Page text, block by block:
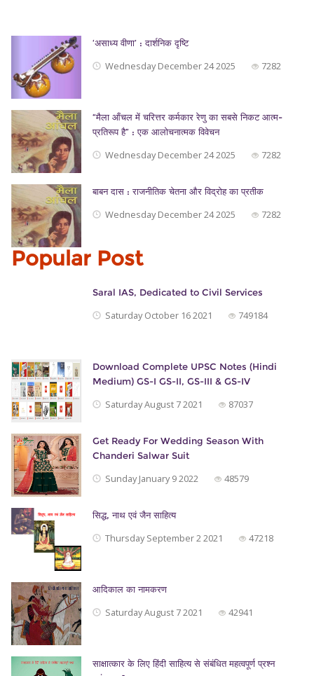
‘असाध्य वीणा’ : दार्शनिक दृष्टि
Wednesday December 24 2025 7282
“मैला आँचल में चरित्तर कर्मकार रेणु का सबसे निकट आत्म-
प्रतिरूप है” : एक आलोचनात्मक विवेचन
Wednesday December 24 2025 7282
बाबन दास : राजनीतिक चेतना और विद्रोह का प्रतीक
Wednesday December 24 2025 7282
Popular Post
Saral IAS, Dedicated to Civil Services
Saturday October 16 2021 749184
Download Complete UPSC Notes (Hindi
Medium) GS-I GS-II, GS-III & GS-IV
Saturday August 7 2021 87037
Get Ready For Wedding Season With
Chanderi Salwar Suit
Sunday January 9 2022 48579
सिद्ध, नाथ एवं जैन साहित्‍य
Thursday September 2 2021 47218
आदिकाल का नामकरण
Saturday August 7 2021 42941
साक्षात्कार के लिए हिंदी साहित्य से संबंधित महत्वपूर्ण प्रश्न